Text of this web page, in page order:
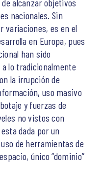
alcanzar objetivos
nacionales. Sin
variaciones, es en el
en Europa, pues
han sido
lo tradicionalmente
la irrupción de
uso masivo
y fuerzas de
no vistos con
dada por un
de herramientas de
único “dominio”